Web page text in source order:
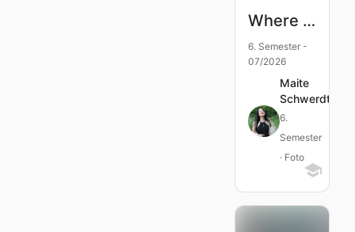
Where journeys end
6. Semester -
07/2026
Maite
6.
Semester
· Foto